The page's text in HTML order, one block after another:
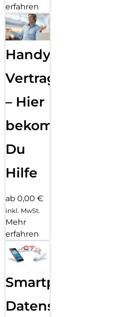
erfahren
Handy
Vertragsabwicklung
– Hier
bekommst
Du
Hilfe
ab 0,00 €
inkl. MwSt.
Mehr
erfahren
Smartphone
Datensicherung